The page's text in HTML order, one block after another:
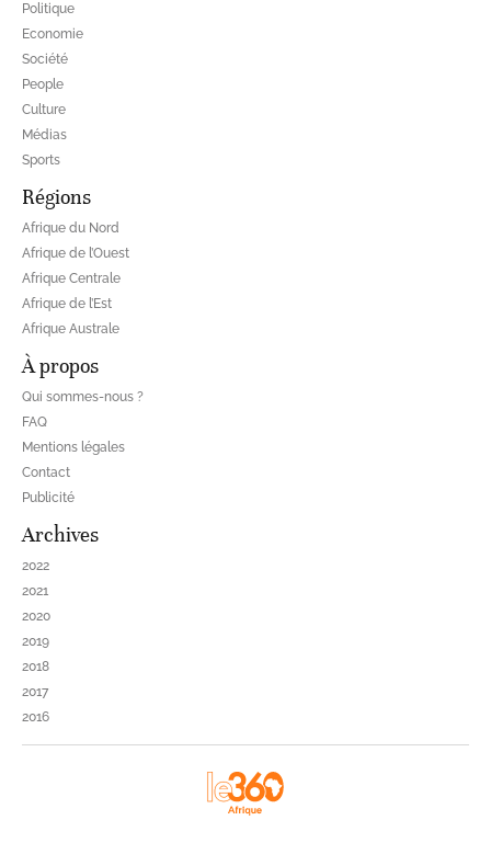
Politique
Economie
Société
People
Culture
Médias
Sports
Régions
Afrique du Nord
Afrique de l’Ouest
Afrique Centrale
Afrique de l’Est
Afrique Australe
À propos
Qui sommes-nous ?
FAQ
Mentions légales
Contact
Publicité
Archives
2022
2021
2020
2019
2018
2017
2016